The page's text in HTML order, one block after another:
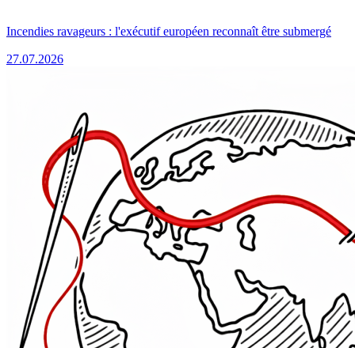
Incendies ravageurs : l'exécutif européen reconnaît être submergé
27.07.2026